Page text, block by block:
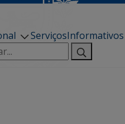
ServiçosInformativos